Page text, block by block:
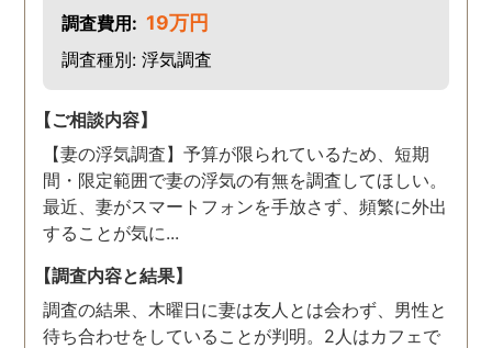
調査費用: 19万円
調査種別: 浮気調査
【ご相談内容】
【妻の浮気調査】予算が限られているため、短期
間・限定範囲で妻の浮気の有無を調査してほしい。
最近、妻がスマートフォンを手放さず、頻繁に外出
することが気に...
【調査内容と結果】
調査の結果、木曜日に妻は友人とは会わず、男性と
待ち合わせをしていることが判明。2人はカフェで